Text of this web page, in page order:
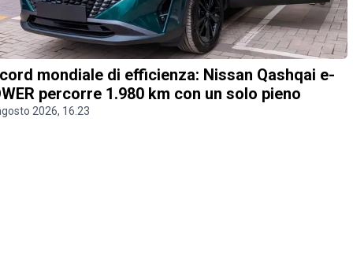
mondiale di efficienza: Nissan Qashqai e-
percorre 1.980 km con un solo pieno
2026, 16.23